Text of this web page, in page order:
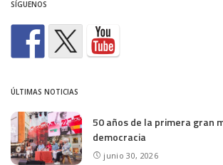
SÍGUENOS
ÚLTIMAS NOTICIAS
50 años de la primera gran
democracia
junio 30, 2026